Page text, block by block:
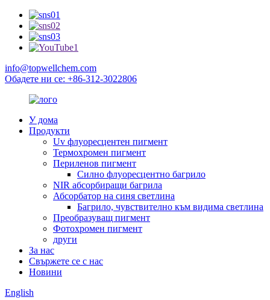
info@topwellchem.com
Обадете ни се: +86-312-3022806
У дома
Продукти
Uv флуоресцентен пигмент
Термохромен пигмент
Периленов пигмент
Силно флуоресцентно багрило
NIR абсорбиращи багрила
Абсорбатор на синя светлина
Багрило, чувствително към видима светлина
Преобразуващ пигмент
Фотохромен пигмент
други
За нас
Свържете се с нас
Новини
English